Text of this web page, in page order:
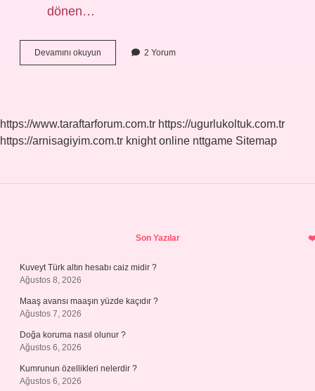
dönen…
Devamını okuyun
Kesiminde
2 Yorum
https://www.taraftarforum.com.tr https://ugurlukoltuk.com.tr
https://arnisagiyim.com.tr knight online nttgame Sitemap
Son Yazılar
Kuveyt Türk altın hesabı caiz midir ?
Ağustos 8, 2026
Maaş avansı maaşın yüzde kaçıdır ?
Ağustos 7, 2026
Doğa koruma nasıl olunur ?
Ağustos 6, 2026
Kumrunun özellikleri nelerdir ?
Ağustos 6, 2026